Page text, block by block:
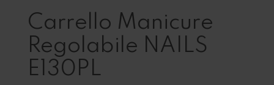
Carrello Manicure
Regolabile NAILS
E130PL